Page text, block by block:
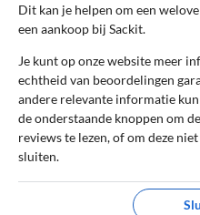
Review handmatig
Bekijk ons beleid
Reageer
Vasco 2 november
Dit kan je helpen om een
een aankoop bij Sackit.
Je kunt op onze website meer
echtheid van beoordelingen
andere relevante informatie
de onderstaande knoppen om
reviews te lezen, of om deze
sluiten.